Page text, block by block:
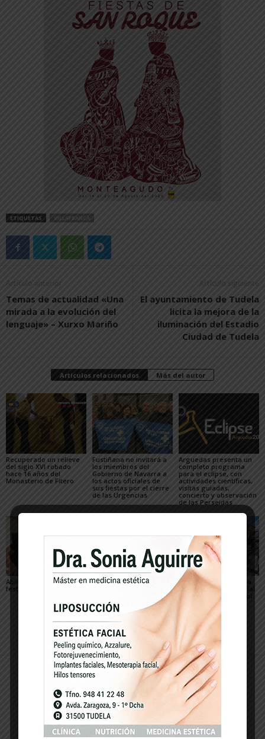
ETIQUETAS VILLAFRANCA
Artículo anterior
Temas de actualidad «Una
mirada a la evolución del
lenguaje» – Xurxo Mariño
Artículo siguiente
El ayuntamiento de Tudela
licita la mejora de la
iluminación del Estadio
Ciudad de Tudela
Artículos relacionados Más del autor
Recuperado un relieve
del siglo XVI robado
hace 16 años del
Monasterio de Fitero
Fustiñana no invitará a
los miembros del
Gobierno de Navarra a
los actos oficiales de
sus fiestas por el cierre
de las Urgencias
Arguedas presenta un
completo programa
para el eclipse, con
actividades científicas,
visitas guiadas,
concierto y observación
de las Perseidas
Ablitas abre el verano
festivo con sus peras
María Preciado,
«Queremos unas fiestas
en las que todo el
mundo encuentre su
Sendaviva presenta la
programación especial
del eclipse total de Sol
del 12 de agosto